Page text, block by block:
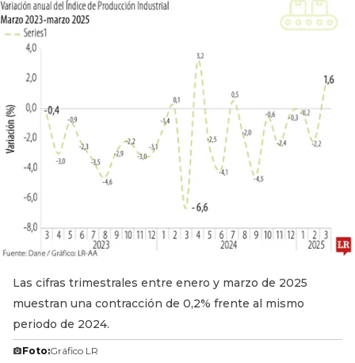
Las cifras trimestrales entre enero y marzo de 2025
muestran una contracción de 0,2% frente al mismo
periodo de 2024.
Foto:Gráfico LR